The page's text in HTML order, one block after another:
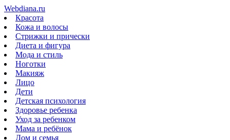
Webdiana.ru
Красота
Кожа и волосы
Стрижки и прически
Диета и фигура
Мода и стиль
Ноготки
Макияж
Лицо
Дети
Детская психология
Здоровье ребенка
Уход за ребенком
Мама и ребёнок
Дом и семья